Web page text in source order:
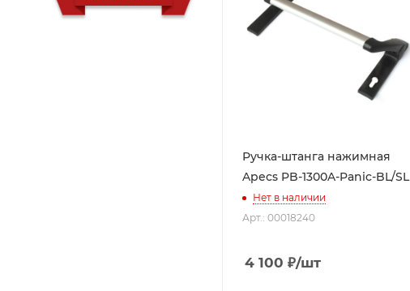
Ручка-штанга нажимная
Apecs PB-1300A-Panic-BL/SL
Нет в наличии
Арт.: 00018240
4 100 ₽/шт